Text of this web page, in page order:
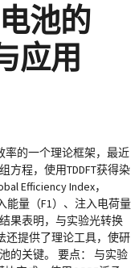
池的
应用
率的一个理论框架，最近
方程，使用TDDFT获得染
Efficiency Index，
能量（F1）、注入电荷量
果表明，与实验光转换
还提供了理论工具，使研
的关键。 要点： 与实验